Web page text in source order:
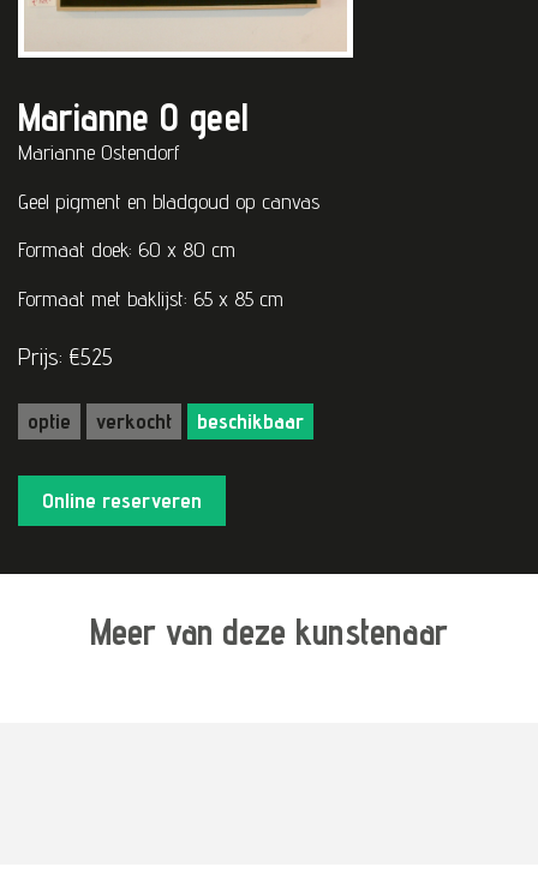
Marianne O geel
Marianne Ostendorf
Geel pigment en bladgoud op canvas
Formaat doek: 60 x 80 cm
Formaat met baklijst: 65 x 85 cm
Prijs: €525
optie verkocht beschikbaar
Online reserveren
Meer van deze kunstenaar